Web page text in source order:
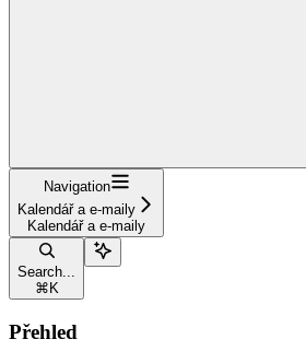
Navigation
Kalendář a e-maily
Kalendář a e-maily
Search...
⌘ K
Přehled